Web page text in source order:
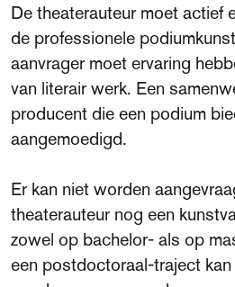
De theaterauteur moet actief
de professionele
aanvrager moet ervaring
van literair werk. Een
producent die een podium
aangemoedigd.
Er kan niet worden
theaterauteur nog een
zowel op bachelor- als op
een postdoctoraal-traject